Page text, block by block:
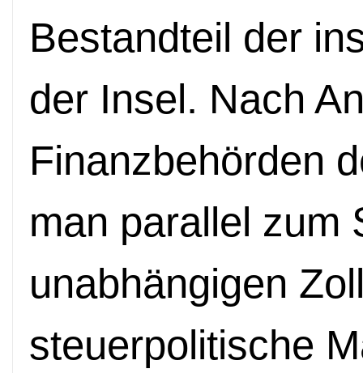
Bestandteil der
der Insel. Nach
Finanzbehörden
man parallel zum
unabhängigen
steuerpolitische